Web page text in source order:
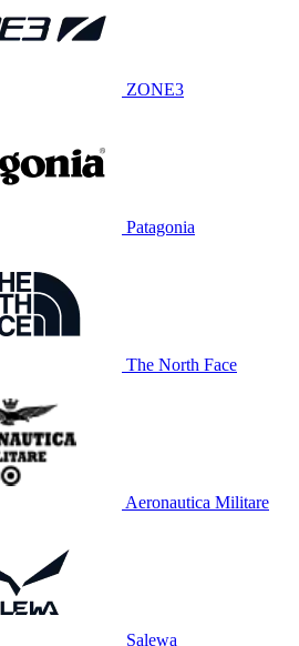
ZONE3
Patagonia
The North Face
Aeronautica Militare
Salewa